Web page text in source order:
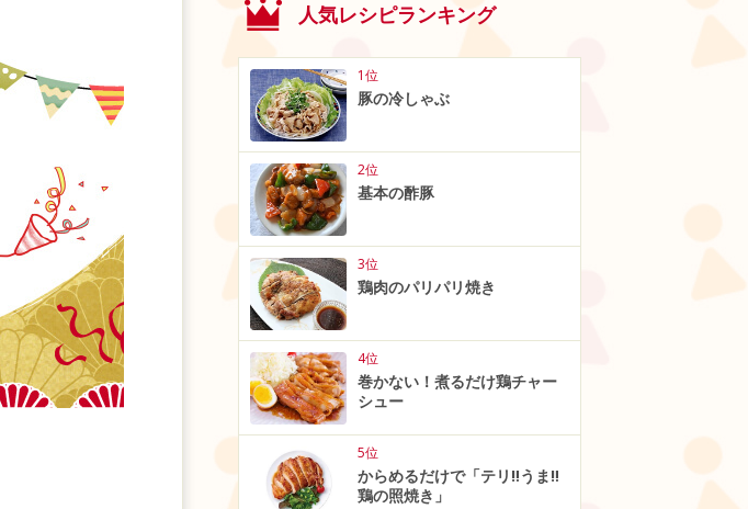
人気レシピランキング
1位
豚の冷しゃぶ
2位
基本の酢豚
3位
鶏肉のパリパリ焼き
4位
巻かない！煮るだけ鶏チャー
シュー
5位
からめるだけで「テリ‼うま‼
鶏の照焼き」